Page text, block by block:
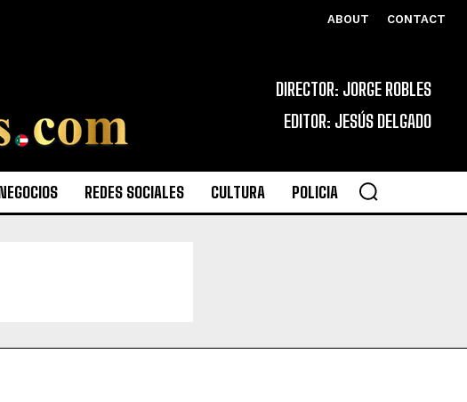
ABOUT CONTACT
DIRECTOR: JORGE ROBLES
EDITOR: JESÚS DELGADO
REDES SOCIALES CULTURA POLICIA